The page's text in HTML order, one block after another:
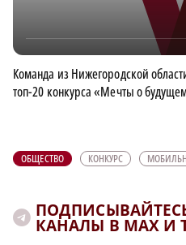
Команда из Нижегородской
топ-20 конкурса «Мечты о
ОБЩЕСТВО КОНКУРС
КАНАЛЫ В MAX И